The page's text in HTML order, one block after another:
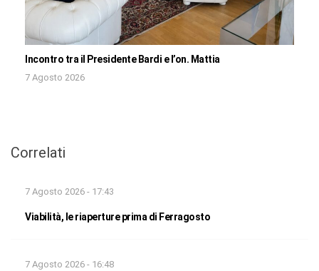
Incontro tra il Presidente Bardi e l’on. Mattia
7 Agosto 2026
Correlati
7 Agosto 2026 - 17:43
Viabilità, le riaperture prima di Ferragosto
7 Agosto 2026 - 16:48